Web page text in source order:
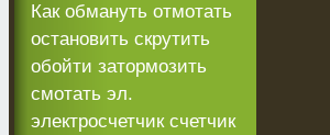
Как обмануть отмотать
остановить скрутить
обойти затормозить
смотать эл.
электросчетчик счетчик